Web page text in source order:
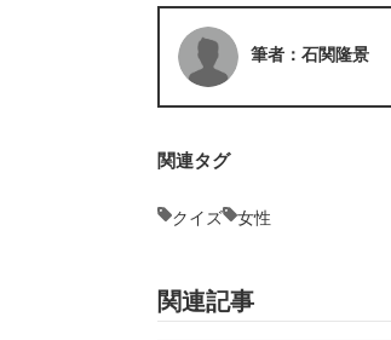
筆者：石関隆景
関連タグ
クイズ 女性
関連記事